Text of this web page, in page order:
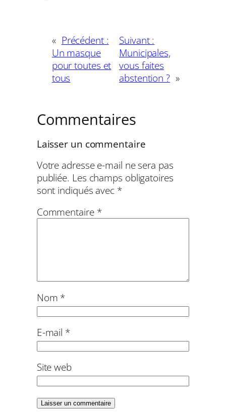
« Précédent :
Un masque
pour toutes et
tous
Suivant :
Municipales,
vous faites
abstention ? »
Commentaires
Laisser un commentaire
Votre adresse e-mail ne sera pas
publiée. Les champs obligatoires
sont indiqués avec *
Commentaire *
Nom *
E-mail *
Site web